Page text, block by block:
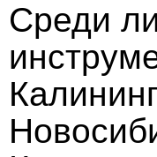
Среди